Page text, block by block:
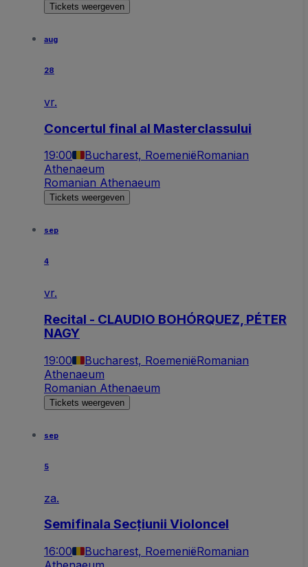
Tickets weergeven
aug
28
vr.
Concertul final al Masterclassului
19:00 Bucharest, RoemeniëRomanian
Athenaeum
Romanian Athenaeum
Tickets weergeven
sep
4
vr.
Recital - CLAUDIO BOHÓRQUEZ, PÉTER
NAGY
19:00 Bucharest, RoemeniëRomanian
Athenaeum
Romanian Athenaeum
Tickets weergeven
sep
5
za.
Semifinala Secțiunii Violoncel
16:00 Bucharest, RoemeniëRomanian